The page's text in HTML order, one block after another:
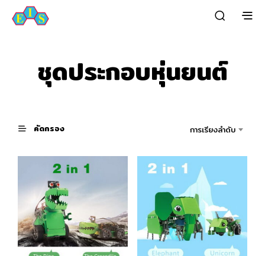
ชุดประกอบหุ่นยนต์
คัดกรอง การเรียงลำดับ